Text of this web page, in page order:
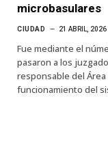
microbasulares
CIUDAD 21 ABRIL, 2026
Fue mediante el
pasaron a los
responsable del
funcionamiento del